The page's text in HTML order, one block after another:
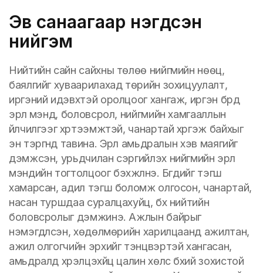
Эв санаагаар нэгдсэн
нийгэм
Нийтийн сайн сайхны төлөө нийгмийн нөөц,
баялгийг хуваарилахад төрийн зохицуулалт,
иргэний идэвхтэй оролцоог хангаж, иргэн бүрд
эрүүл мэнд, боловсрол, нийгмийн хамгааллын
үйлчилгээг хүртээмжтэй, чанартай хүргэж байхыг
эн тэргүүнд тавина. Эрүүл амьдралын хэв маягийг
дэмжсэн, урьдчилан сэргийлэх нийгмийн эрүүл
мэндийн тогтолцоог бэхжүүлнэ. Бүгдийг тэгш
хамарсан, адил тэгш боломж олгосон, чанартай,
насан туршдаа суралцахуйц, бүх нийтийн
боловсролыг дэмжинэ. Ажлын байрыг
нэмэгдүүлсэн, хөдөлмөрийн харилцаанд ажилтан,
ажил олгогчийн эрхийг тэнцвэртэй хангасан,
амьдралд хүрэлцэхүйц цалин хөлс бүхий зохистой